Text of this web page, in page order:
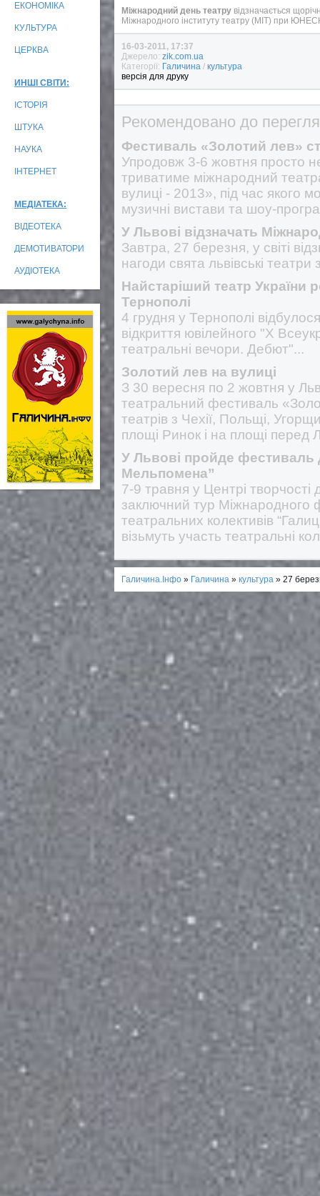
ЕКОНОМІКА
КУЛЬТУРА
ЦЕРКВА
ИНШІ СВІТИ:
ІСТОРІЯ
ШТУКА
НАУКА
ІНТЕРНЕТ
МЕДІАТЕКА:
ВІДЕОТЕКА
ДЕМОТИВАТОРИ
АУДІОТЕКА
Міжнародний день театру відзначається
Міжнародного інституту театру (МІТ) при
16-03-2011, 17:37
Джерело: zik.com.ua
Категорії: Галичина / культура
версія для друку
Рекомендовано до
Фестиваль «Золотий лев»
Упродовж 3-6 жовтня просто
триватиме міжнародний
вулиці - 2013», під час якого
музичні вистави та шоу-
У Львові відзначать
Завтра, 27 березня, у світі
нагоди свята львівські
Найстаріший театр України
Тернополі
4 грудня у Тернополі
відкриття ювілейного "Х
театральні вечори. Дебют"...
Золотий лев на вулиці
З 30 вересня по 2 жовтня у
театральний фестиваль
театрів з Чехії, Польщі,
площі Ринок і на площі перед
У Львові пройде фестиваль
Мельпомена”
7-9 травня у Центрі
заключний тур Міжнародного
театральних колективів
візьмуть участь театральні
Галичина.Інфо » Галичина » культура » 27